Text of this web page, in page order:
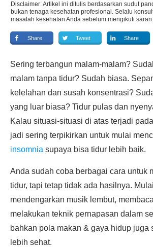
Disclaimer: Artikel ini ditulis berdasarkan sudut
bukan tenaga kesehatan profesional. Selalu
masalah kesehatan Anda sebelum mengikuti
Share Tweet Share
Sering terbangun malam-malam?
malam tanpa tidur? Sudah biasa.
kelelahan dan susah konsentrasi?
yang luar biasa? Tidur pulas dan
Kalau situasi-situasi di atas terjadi
jadi sering terpikirkan untuk mulai
insomnia supaya bisa tidur lebih baik.
Anda sudah coba berbagai cara untuk
tidur, tapi tetap tidak ada hasilnya.
mendengarkan musik lembut,
melakukan teknik pernapasan dalam
bahkan pola makan & gaya hidup juga
lebih sehat.